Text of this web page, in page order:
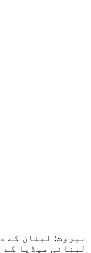
بیروت: لبنان کے